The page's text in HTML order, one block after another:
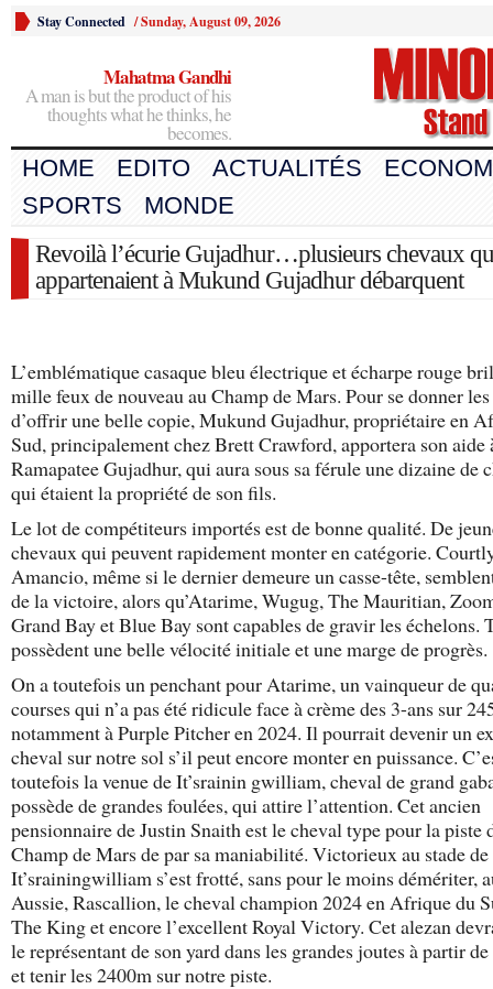
Stay Connected /Sunday, August 09, 2026
Mahatma Gandhi
A man is but the product of his
thoughts what he thinks, he
becomes.
HOME EDITO ACTUALITÉS
SPORTS
MONDE
Revoilà l’écurie Gujadhur…plusieurs chevaux
appartenaient à Mukund Gujadhur débarquent
L’emblématique casaque bleu électrique et écharpe rouge
mille feux de nouveau au Champ de Mars. Pour se donner
d’offrir une belle copie, Mukund Gujadhur, propriétaire en
Sud, principalement chez Brett Crawford, apportera son aide
Ramapatee Gujadhur, qui aura sous sa férule une dizaine de
qui étaient la propriété de son fils.
Le lot de compétiteurs importés est de bonne qualité. De
chevaux qui peuvent rapidement monter en catégorie.
Amancio, même si le dernier demeure un casse-tête,
de la victoire, alors qu’Atarime, Wugug, The Mauritian,
Grand Bay et Blue Bay sont capables de gravir les échelons.
possèdent une belle vélocité initiale et une marge de progrès.
On a toutefois un penchant pour Atarime, un vainqueur de
courses qui n’a pas été ridicule face à crème des 3-ans sur
notamment à Purple Pitcher en 2024. Il pourrait devenir un
cheval sur notre sol s’il peut encore monter en puissance.
toutefois la venue de It’srainin gwilliam, cheval de grand
possède de grandes foulées, qui attire l’attention. Cet ancien
pensionnaire de Justin Snaith est le cheval type pour la piste
Champ de Mars de par sa maniabilité. Victorieux au stade de
It’srainingwilliam s’est frotté, sans pour le moins démériter,
Aussie, Rascallion, le cheval champion 2024 en Afrique du
The King et encore l’excellent Royal Victory. Cet alezan
le représentant de son yard dans les grandes joutes à partir
et tenir les 2400m sur notre piste.